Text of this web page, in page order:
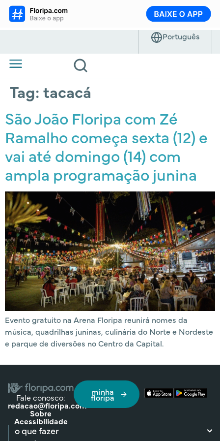
Tag: tacacá
São João Floripa com Zé
Ramalho começa sexta (12) e
vai até domingo (14) com
ampla programação junina
Evento gratuito na Arena Floripa reunirá nomes da
música, quadrilhas juninas, culinária do Norte e Nordeste
e parque de diversões no Centro da Capital.
Fale conosco:
redacao@floripa.com
Sobre
Acessibilidade
minha
floripa
o que fazer